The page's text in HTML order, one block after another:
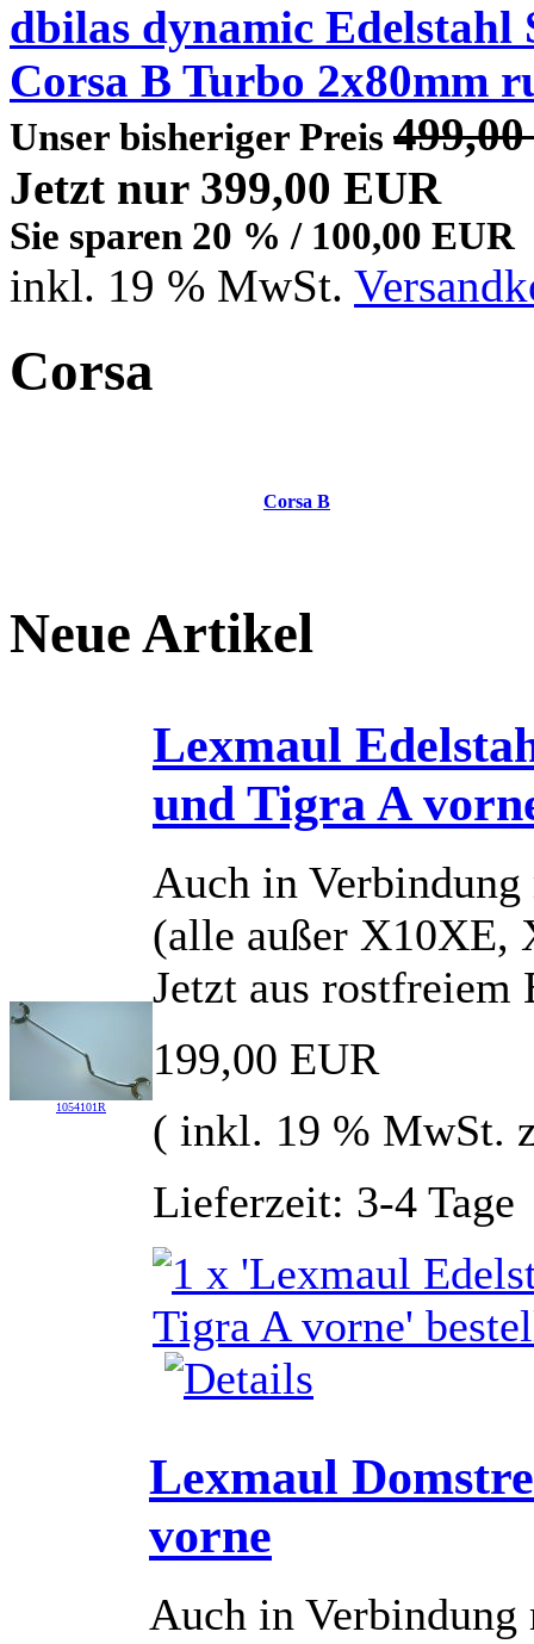
dbilas dynamic Edelstahl
Corsa B Turbo 2x80mm
Unser bisheriger Preis
Jetzt nur 399,00 EUR
Sie sparen 20 % / 100,00 EUR
inkl. 19 % MwSt.
Corsa
Corsa B
Neue Artikel
1054101R
Lexmaul
und Tigra A
Auch in
(alle außer X10XE,
Jetzt aus rostfreiem
199,00 EUR
( inkl. 19 % MwSt.
Lieferzeit: 3-4 Tage
Lexmaul
vorne
Auch in